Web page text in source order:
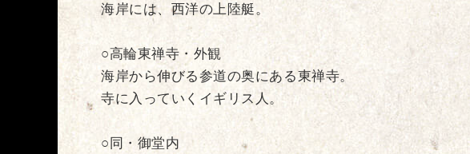
海岸には、西洋の上陸艇。
○高輪東禅寺・外観
海岸から伸びる参道の奥にある東禅寺。
寺に入っていくイギリス人。
○同・御堂内